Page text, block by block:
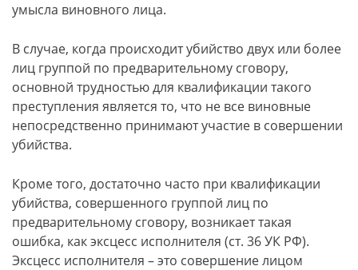
умысла виновного лица.
В случае, когда происходит убийство двух или более
лиц группой по предварительному сговору,
основной трудностью для квалификации такого
преступления является то, что не все виновные
непосредственно принимают участие в совершении
убийства.
Кроме того, достаточно часто при квалификации
убийства, совершенного группой лиц по
предварительному сговору, возникает такая
ошибка, как эксцесс исполнителя (ст. 36 УК РФ).
Эксцесс исполнителя – это совершение лицом